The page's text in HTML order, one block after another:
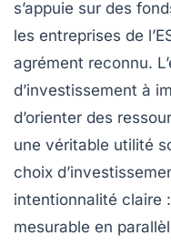
s’appuie sur des
les entreprises de
agrément reconnu.
d’investissement à
d’orienter des
une véritable utilité
choix
intentionnalité claire
mesurable en